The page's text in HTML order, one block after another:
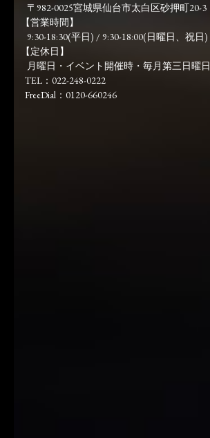
〒982-0025宮城県仙台市太白区砂押町20-3
【営業時間】
9:30-18:30(平日) / 9:30-18:00(日曜日、祝日)
【定休日】
月曜日・イベント開催時・毎月第三日曜日
TEL：022-248-0222
FreeDial：0120-660246